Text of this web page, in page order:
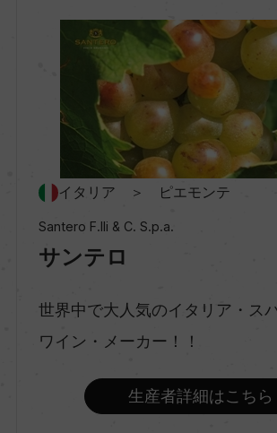
味わい
イタリア ＞ ピエモンテ
Santero F.lli & C. S.p.a.
サンテロ
世界中で大人気のイタリア・ス
ワイン・メーカー！！
生産者詳細はこちら